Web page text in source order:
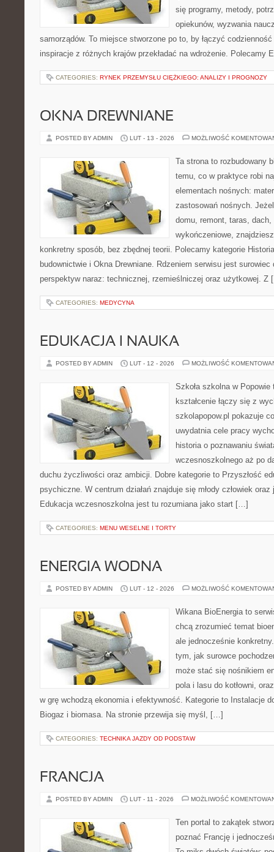
się programy, metody,
opiekunów, wyzwania
samorządów. To miejsce stworzone po to, by łączyć
inspiracje z różnych krajów przekładać na wdrożenie. Polecamy
CATEGORIES: RYNEK PRZEMYSŁU CIĘŻKIEGO: ANALIZY I PROGNOZY
OKNA DREWNIANE
POSTED BY ADMIN LUT - 13 - 2026 MOŻLIWOŚĆ
Ta strona to rozbudowany
temu, co w praktyce robi
elementach nośnych:
zastosowań nośnych.
domu, remont, taras,
wykończeniowe,
konkretny sposób, bez zbędnej teorii. Polecamy kategorie
budownictwie i Okna Drewniane. Rdzeniem serwisu jest
perspektyw naraz: technicznej, rzemieślniczej oraz użytkowej. Z
CATEGORIES: MEDYCYNA
EDUKACJA I NAUKA
POSTED BY ADMIN LUT - 12 - 2026 MOŻLIWOŚĆ
Szkoła szkolna w
kształcenie łączy się z
szkolapopow.pl pokazuje
uwydatnia cele pracy
historia o poznawaniu
wczesnoszkolnego aż po
duchu życzliwości oraz ambicji. Dobre kategorie to Przyszłość
psychiczne. W centrum działań znajduje się młody człowiek
Edukacja wczesnoszkolna jest tu rozumiana jako start […]
CATEGORIES: MENU WESELNE I TORTY
ENERGIA WODNA
POSTED BY ADMIN LUT - 12 - 2026 MOŻLIWOŚĆ
Wikana BioEnergia to
chcą zrozumieć temat
ale jednocześnie
tym, jak surowce
może stać się nośnikiem
pola i lasu do kotłowni,
w grę wchodzą ekonomia i efektywność. Kategorie to Instalacje
Biogaz i biomasa. Na stronie przewija się myśl, […]
CATEGORIES: TECHNIKA JAZDY OD PODSTAW
FRANCJA
POSTED BY ADMIN LUT - 11 - 2026 MOŻLIWOŚĆ
Ten portal to zakątek
poznać Francję i